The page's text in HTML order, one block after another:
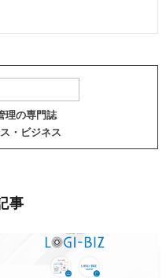
理の専門誌
・ビジネス
事